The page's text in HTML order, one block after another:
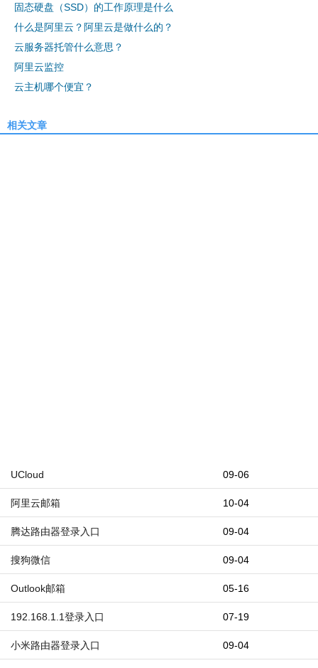
固态硬盘（SSD）的工作原理是什么
什么是阿里云？阿里云是做什么的？
云服务器托管什么意思？
阿里云监控
云主机哪个便宜？
相关文章
09-06
UCloud
10-04
阿里云邮箱
09-04
腾达路由器登录入口
09-04
搜狗微信
05-16
Outlook邮箱
07-19
192.168.1.1登录入口
09-04
小米路由器登录入口